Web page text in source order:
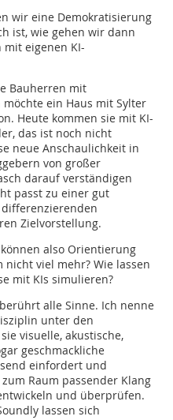
wir eine Demokratisierung
ist, wie gehen wir dann
eigenen KI-
Bauherren mit
ein Haus mit Sylter
Heute kommen sie mit KI-
das ist noch nicht
neue Anschaulichkeit in
von großer
darauf verständigen
passt zu einer gut
Zielvorstellung.
also Orientierung
nicht viel mehr? Wie lassen
mit KIs simulieren?
alle Sinne. Ich nenne
unter den
visuelle, akustische,
geschmackliche
einfordert und
Raum passender Klang
und überprüfen.
lassen sich